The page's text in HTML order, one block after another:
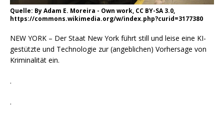
Quelle: By Adam E. Moreira - Own work, CC BY-SA 3.0,
https://commons.wikimedia.org/w/index.php?curid=3177380
NEW YORK – Der Staat New York führt still und leise eine KI-
gestützte und Technologie zur (angeblichen) Vorhersage von
Kriminalität ein.
.
.